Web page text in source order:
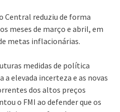
Central reduziu de forma
meses de março e abril, em
metas inflacionárias.
medidas de política
elevada incerteza e as novas
dos altos preços
o FMI ao defender que os